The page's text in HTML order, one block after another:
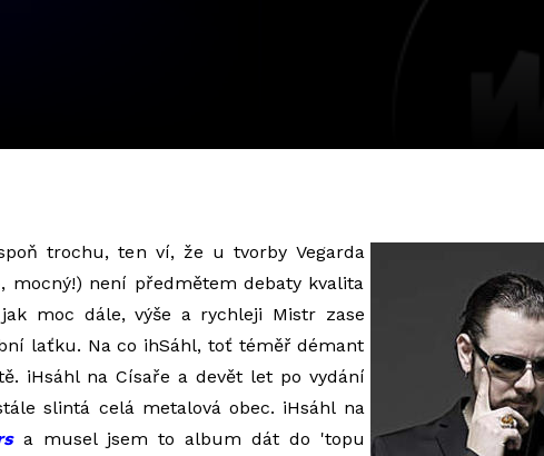
trochu, ten ví, že u tvorby Vegarda
mocný!) není předmětem debaty kvalita
moc dále, výše a rychleji Mistr zase
laťku. Na co ihSáhl, toť téměř démant
iHsáhl na Císaře a devět let po vydání
slintá celá metalová obec. iHsáhl na
a musel jsem to album dát do 'topu